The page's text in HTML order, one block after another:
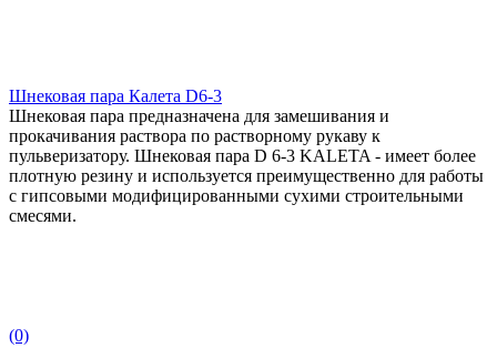
Шнековая пара Калета D6-3
Шнековая пара предназначена для замешивания и
прокачивания раствора по растворному рукаву к
пульверизатору. Шнековая пара D 6-3 KALETA - имеет более
плотную резину и используется преимущественно для работы
с гипсовыми модифицированными сухими строительными
смесями.
(0)